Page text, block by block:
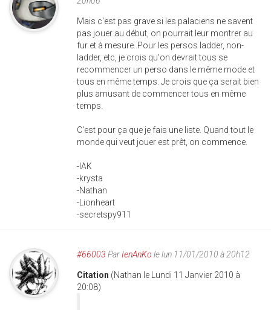
Mais c'est pas grave si les palaciens ne savent
pas jouer au début, on pourrait leur montrer au
fur et à mesure. Pour les persos ladder, non-
ladder, etc, je crois qu'on devrait tous se
recommencer un perso dans le même mode et
tous en même temps. Je crois que ça serait bien
plus amusant de commencer tous en même
temps.
C'est pour ça que je fais une liste. Quand tout le
monde qui veut jouer est prêt, on commence.
-IAK
-krysta
-Nathan
-Lionheart
-secretspy911
#66003 Par IenAnKo le lun 11/01/2010 à 20h12
Citation (Nathan le Lundi 11 Janvier 2010 à
20:08)